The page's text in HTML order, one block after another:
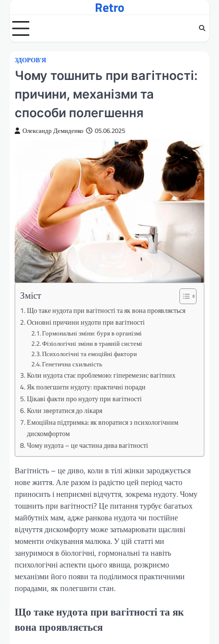
вмісту
Retro
ЗДОРОВ'Я
Чому тошнить при вагітності:
причини, механізми та
способи полегшення
Олександр Демиденко 05.06.2025
Зміст
Що таке нудота при вагітності та як вона проявляється
Основні причини нудоти при вагітності
Гормональні зміни: буря в організмі
Фізіологічні зміни в травній системі
Психологічні та емоційні фактори
Генетична схильність
Коли нудота стає проблемою: гіперемезис вагітних
Як полегшити нудоту: практичні поради
Цікаві факти про нудоту при вагітності
Коли звертатися до лікаря
Емоційна підтримка: як впоратися з психологічним
дискомфортом
Чому нудота – це частина дива вагітності
Вагітність – це диво, коли в тілі жінки зароджується
нове життя. Але разом із радістю цей період часто
приносить і неприємні відчуття, зокрема нудоту. Чому
тошнить при вагітності? Це питання турбує багатьох
майбутніх мам, адже ранкова нудота чи постійне
відчуття дискомфорту може затьмарювати щасливі
моменти очікування малюка. У цій статті ми
зануримося в біологічні, гормональні та навіть
психологічні аспекти цього явища, розкриємо
механізми його появи та поділимося практичними
порадами, як полегшити стан.
Що таке нудота при вагітності та як
вона проявляється